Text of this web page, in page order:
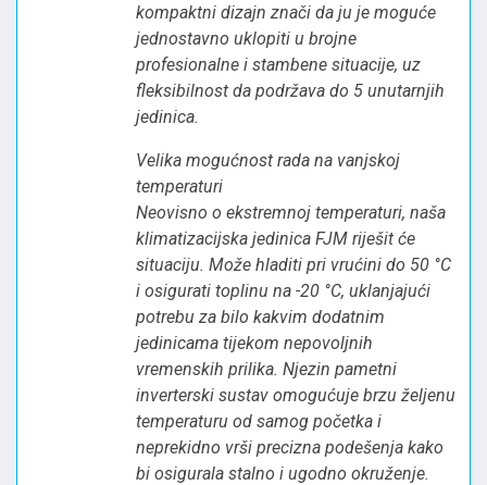
kompaktni dizajn znači da ju je moguće
jednostavno uklopiti u brojne
profesionalne i stambene situacije, uz
fleksibilnost da podržava do 5 unutarnjih
jedinica.
Velika mogućnost rada na vanjskoj
temperaturi
Neovisno o ekstremnoj temperaturi, naša
klimatizacijska jedinica FJM riješit će
situaciju. Može hladiti pri vrućini do 50 °C
i osigurati toplinu na -20 °C, uklanjajući
potrebu za bilo kakvim dodatnim
jedinicama tijekom nepovoljnih
vremenskih prilika. Njezin pametni
inverterski sustav omogućuje brzu željenu
temperaturu od samog početka i
neprekidno vrši precizna podešenja kako
bi osigurala stalno i ugodno okruženje.